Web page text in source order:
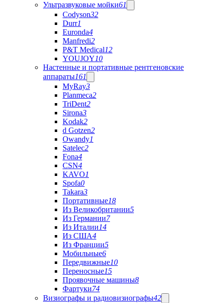
Ультразвуковые мойки61
Codyson32
Durr1
Euronda4
Manfredi2
P&T Medical12
YOUJOY10
Настенные и портативные рентгеновские
аппараты161
MyRay3
Planmeca2
TriDent2
Sirona3
Kodak2
d Gotzen2
Owandy1
Satelec2
Fona4
CSN4
KAVO1
Spofa0
Takara3
Портативные18
Из Великобритании5
Из Германии7
Из Италии14
Из США4
Из Франции5
Мобильные6
Передвижные10
Переносные15
Проявочные машины8
Фартуки74
Визиографы и радиовизиографы42